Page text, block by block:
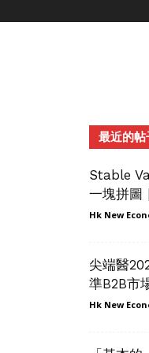
最近的帖
Stable
一塊拼圖
Hk New
尖端醫
準B2B市
Hk New